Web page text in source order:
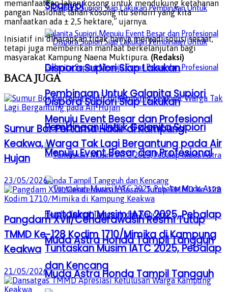
Dispora Supiori Siap Lakukan
Pembinaan Untuk Galanita Supiori
Menuju Event Besar dan Profesional
Tuntaskan Musim IATC 2025, Pebalap
Muda Astra Honda Tampil Tangguh
dan Kencang
Spanyol
Dispora Supiori Siap Lakukan
Pembinaan Untuk Galanita Supiori
Menuju Event Besar dan Profesional
Tuntaskan Musim IATC 2025, Pebalap
Muda Astra Honda Tampil Tangguh
memanfaatkan lahan kosong untuk mendukung ketahanan
pangan Nasional, lahan kosong itu sendiri yang kita
manfaatkan ada ± 2,5 hektare,” ujarnya.
Inisiatif ini diharapkan tidak hanya menjadi solusi sesaat,
tetapi juga memberikan manfaat berkelanjutan bagi
masyarakat Kampung Naena Muktipura. (Redaksi)
BACAJUGA
Sumur Bor Pertama Hadir di Kampung
Keakwa, Warga Tak Lagi Bergantung pada Air
Hujan
23/05/2026
Pangdam XVII/Cenderawasih Resmi Tutup
TMMD Ke-128 Kodim 1710/Mimika di Kampung
Keakwa
21/05/2026